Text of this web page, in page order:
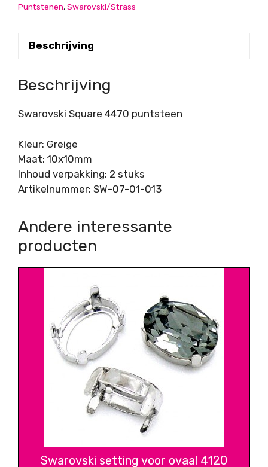
Puntstenen,Swarovski/Strass
Beschrijving
Beschrijving
Swarovski Square 4470 puntsteen
Kleur: Greige
Maat: 10x10mm
Inhoud verpakking: 2 stuks
Artikelnummer: SW-07-01-013
Andere interessante
producten
Swarovski setting voor ovaal 4120